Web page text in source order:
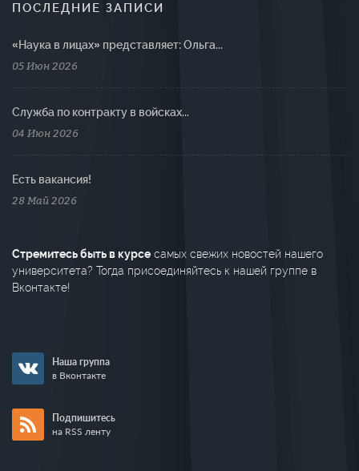
ПОСЛЕДНИЕ ЗАПИСИ
«Наука в лицах» представляет: Ольга...
05 Июн 2026
Cлужба по контракту в войсках...
04 Июн 2026
Есть вакансия!
28 Май 2026
Стремитесь быть в курсе самых свежих новостей нашего
университета? Тогда присоединяйтесь к нашей группе в
Вконтакте!
Наша группа
в Вконтакте
Подпишитесь
на RSS ленту